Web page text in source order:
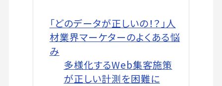
「どのデータが正しいの！？」人
材業界マーケターのよくある悩
み
多様化するWeb集客施策
が正しい計測を困難に